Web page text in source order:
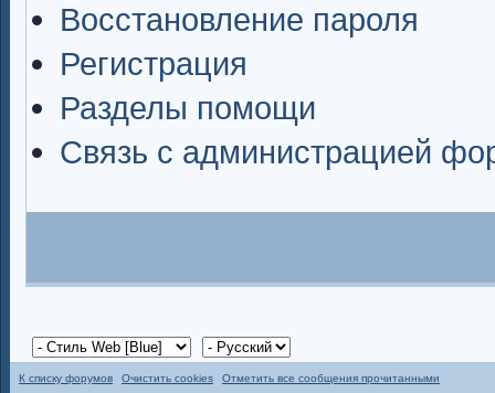
Восстановление пароля
Регистрация
Разделы помощи
Связь с администрацией
К списку форумов Очистить cookies Отметить все сообщения прочитанными